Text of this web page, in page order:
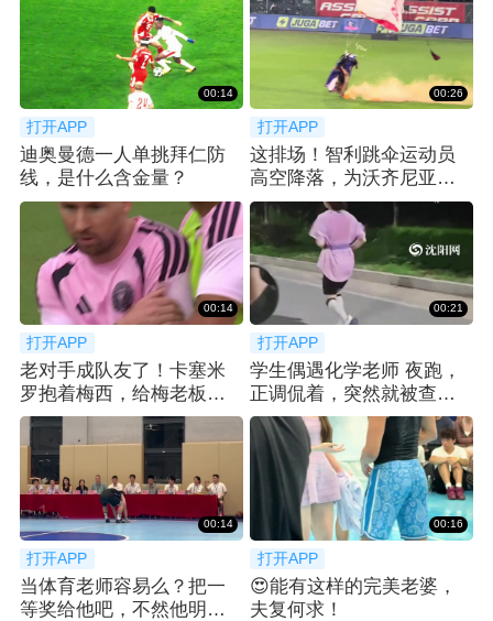
00:14
打开APP
迪奥曼德一人单挑拜仁防
线，是什么含金量？
00:26
打开APP
这排场！智利跳伞运动员
高空降落，为沃齐尼亚送
上科洛科洛球衣
00:14
打开APP
老对手成队友了！卡塞米
罗抱着梅西，给梅老板整
笑了😂
00:21
打开APP
学生偶遇化学老师 夜跑，
正调侃着，突然就被查功
课... 😂
00:14
打开APP
当体育老师容易么？把一
等奖给他吧，不然他明年
00:16
打开APP
😍能有这样的完美老婆，
夫复何求！